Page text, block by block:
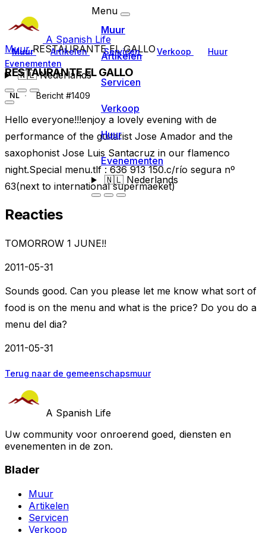
A Spanish Life
Muur Artikelen Servicen Verkoop
Huur
Evenementen
🇳🇱Nederlands
Menu
Muur
Artikelen
Servicen
Verkoop
Huur
Evenementen
🇳🇱Nederlands
MuurRESTAURANTE EL GALLO
RESTAURANTE EL GALLO
NL Bericht #1409
Hello everyone!!!enjoy a lovely evening with de
performance of the guitarist Jose Amador and the
saxophonist Jose Luis Santacruz in our flamenco
night.Special menu.tlf : 636 913 150.c/río segura nº
63(next to international supermaeket)
Reacties
TOMORROW 1 JUNE!!
2011-05-31
Sounds good. Can you please let me know what sort of
food is on the menu and what is the price? Do you do a
menu del dia?
2011-05-31
Terug naar de gemeenschapsmuur
A Spanish Life
Uw community voor onroerend goed, diensten en
evenementen in de zon.
Blader
Muur
Artikelen
Servicen
Verkoop